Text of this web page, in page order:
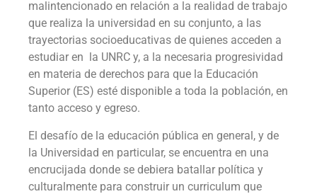
malintencionado en relación a la realidad de trabajo
que realiza la universidad en su conjunto, a las
trayectorias socioeducativas de quienes acceden a
estudiar en la UNRC y, a la necesaria progresividad
en materia de derechos para que la Educación
Superior (ES) esté disponible a toda la población, en
tanto acceso y egreso.
El desafío de la educación pública en general, y de
la Universidad en particular, se encuentra en una
encrucijada donde se debiera batallar política y
culturalmente para construir un curriculum que